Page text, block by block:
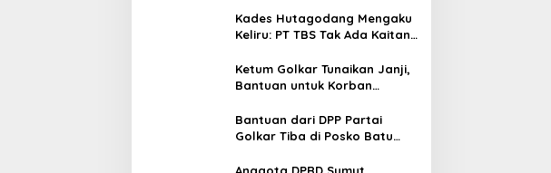
Kades Hutagodang Mengaku
Keliru: PT TBS Tak Ada Kaitan
Tapsel
Ketum Golkar Tunaikan Janji,
Bantuan untuk Korban
Disalurkan
Bantuan dari DPP Partai
Golkar Tiba di Posko Batu